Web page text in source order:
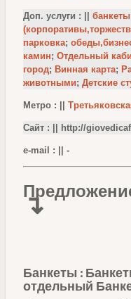
Доп. услуги : || банкеты
парковка;
камин; Отдельный
город; Винная карта;
животными; Детские
Метро : ||
Сайт : || http://
e-mail : || -
↴
Банкеты :
отдельный